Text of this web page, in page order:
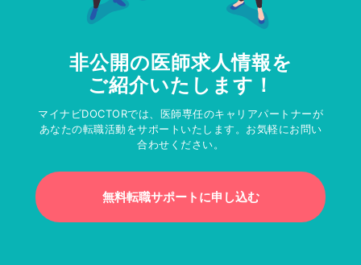
非公開の医師求人情報を
ご紹介いたします！
マイナビDOCTORでは、医師専任のキャリアパートナーが
あなたの転職活動をサポートいたします。お気軽にお問い
合わせください。
無料転職サポートに申し込む